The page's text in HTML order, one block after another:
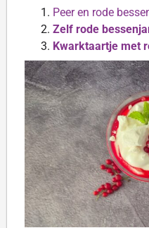
Peer en rode
Zelf rode
Kwarktaartje met